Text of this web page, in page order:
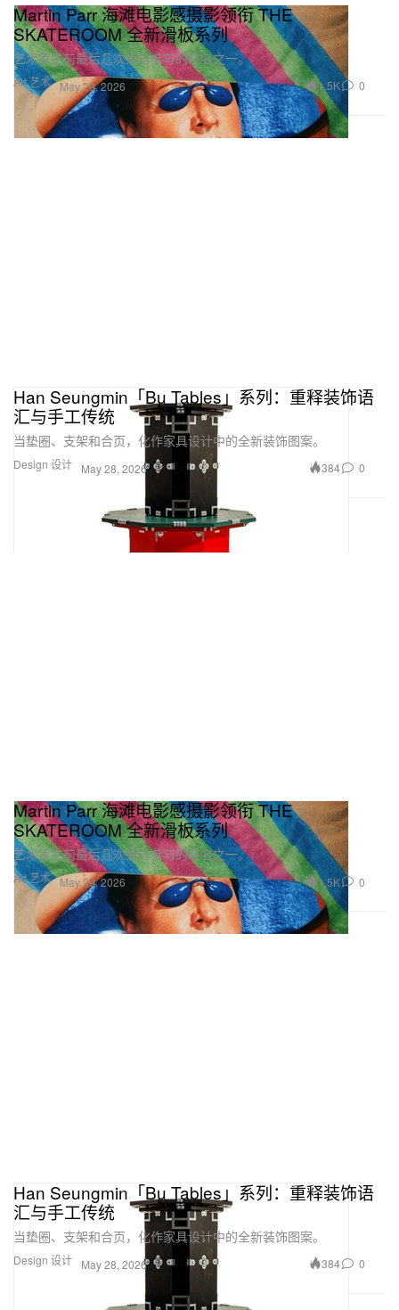
Art 艺术
Martin Parr 海滩电影感摄影领衔 THE
SKATEROOM 全新滑板系列
艺术家生前最后几次亲自参与的联名之一。
May 29, 2026 1.5K 0
Design 设计
Han Seungmin「Bu Tables」系列：重释装饰语
汇与手工传统
当垫圈、支架和合页，化作家具设计中的全新装饰图案。
May 28, 2026 384 0
Art 艺术
Martin Parr 海滩电影感摄影领衔 THE
SKATEROOM 全新滑板系列
艺术家生前最后几次亲自参与的联名之一。
May 29, 2026 1.5K 0
Design 设计
Han Seungmin「Bu Tables」系列：重释装饰语
汇与手工传统
当垫圈、支架和合页，化作家具设计中的全新装饰图案。
May 28, 2026 384 0